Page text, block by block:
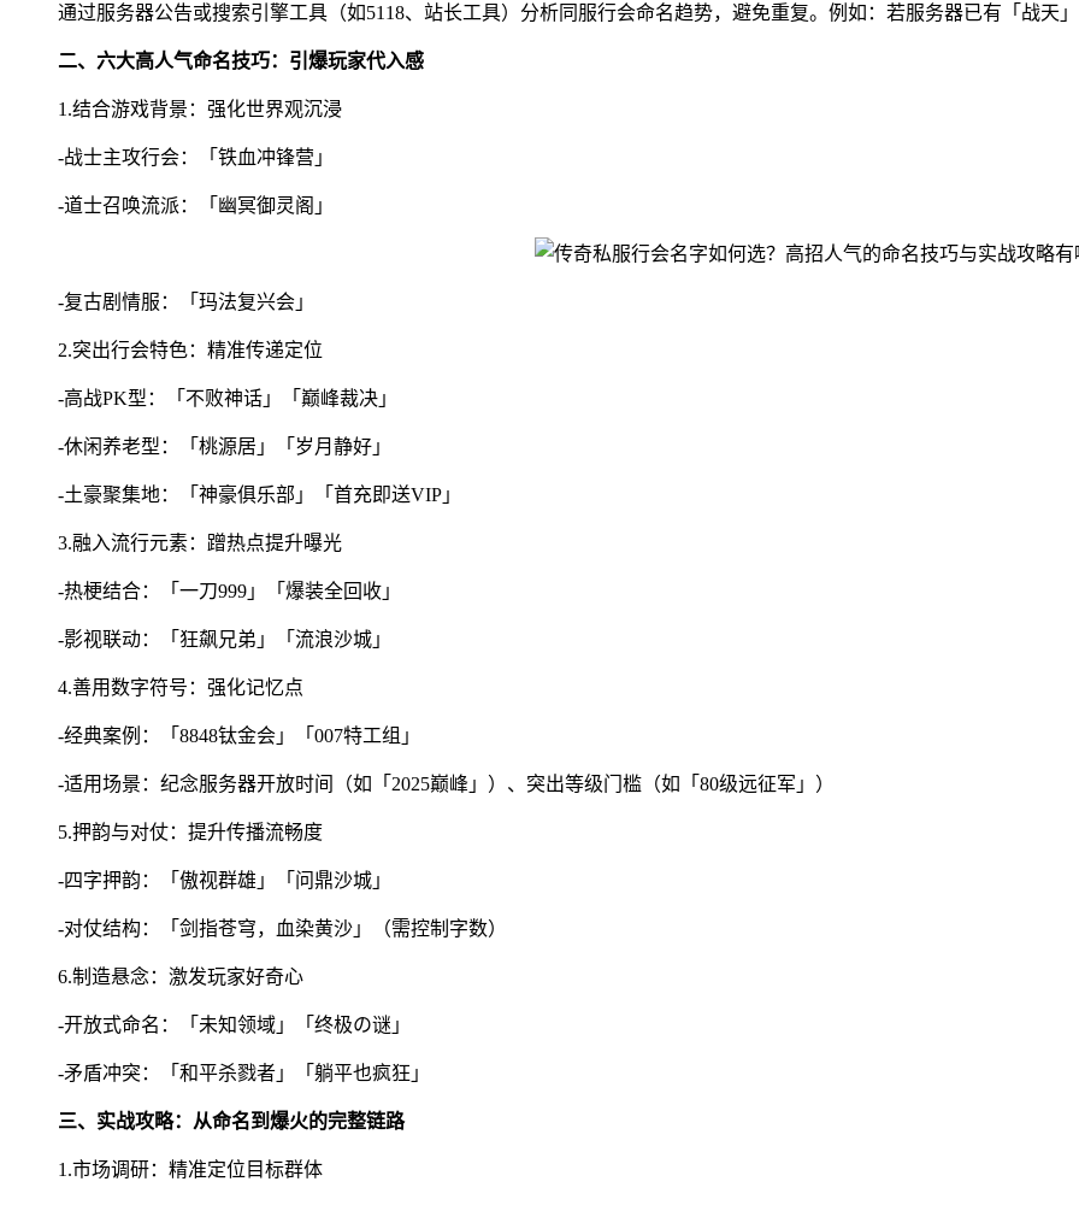
通过服务器公告或搜索引擎工具（如5118、站长工具）分析同服行会命名趋势，避免重复。例如：若服务器已有「战天
二、六大高人气命名技巧：引爆玩家代入感
1.结合游戏背景：强化世界观沉浸
-战士主攻行会：「铁血冲锋营」
-道士召唤流派：「幽冥御灵阁」
-复古剧情服：「玛法复兴会」
2.突出行会特色：精准传递定位
-高战PK型：「不败神话」「巅峰裁决」
-休闲养老型：「桃源居」「岁月静好」
-土豪聚集地：「神豪俱乐部」「首充即送VIP」
3.融入流行元素：蹭热点提升曝光
-热梗结合：「一刀999」「爆装全回收」
-影视联动：「狂飙兄弟」「流浪沙城」
4.善用数字符号：强化记忆点
-经典案例：「8848钛金会」「007特工组」
-适用场景：纪念服务器开放时间（如「2025巅峰」）、突出等级门槛（如「80级远征军」）
5.押韵与对仗：提升传播流畅度
-四字押韵：「傲视群雄」「问鼎沙城」
-对仗结构：「剑指苍穹，血染黄沙」（需控制字数）
6.制造悬念：激发玩家好奇心
-开放式命名：「未知领域」「终极の谜」
-矛盾冲突：「和平杀戮者」「躺平也疯狂」
三、实战攻略：从命名到爆火的完整链路
1.市场调研：精准定位目标群体